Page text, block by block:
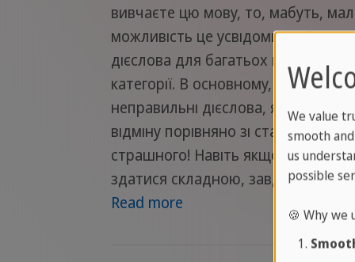
вивчаєте цю мову, то, мабуть,
можливість це усвідомити. Сильні
дієслова для багатьох відносяться
категорії. В основному, йдеться
неправильні дієслова, які
відміну порівняно зі
страшного! Навіть якщо ця тема
здатися складною, завдяки цьому
Read more
We value
smooth
us
possible
🍪 Why we